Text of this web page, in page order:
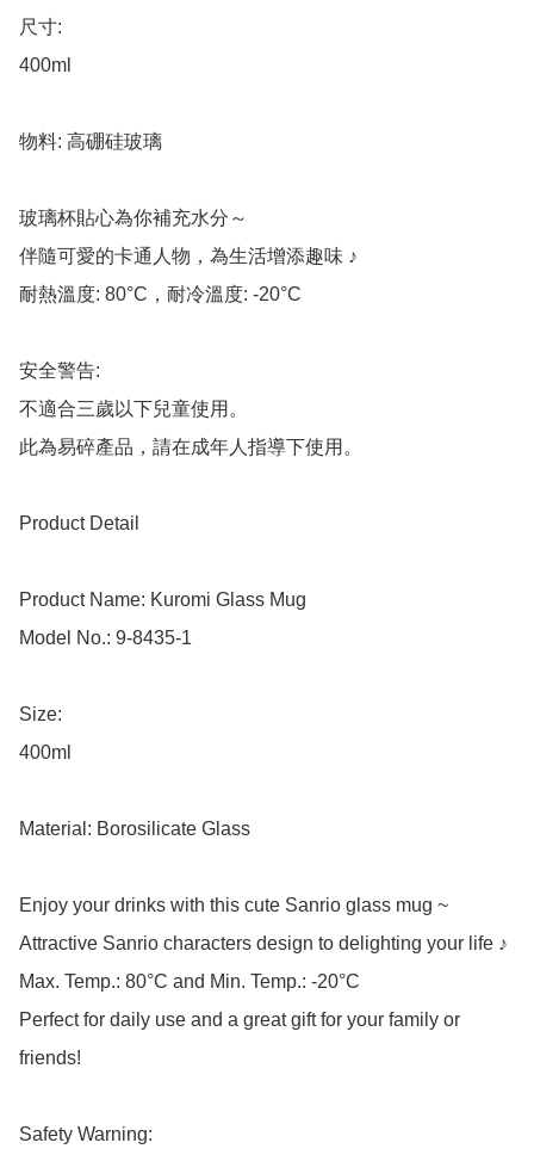
尺寸:
400ml
物料: 高硼硅玻璃
玻璃杯貼心為你補充水分～
伴隨可愛的卡通人物，為生活增添趣味 ♪
耐熱溫度: 80°C，耐冷溫度: -20°C
安全警告:
不適合三歲以下兒童使用。
此為易碎產品，請在成年人指導下使用。
Product Detail
Product Name: Kuromi Glass Mug
Model No.: 9-8435-1
Size:
400ml
Material: Borosilicate Glass
Enjoy your drinks with this cute Sanrio glass mug ~
Attractive Sanrio characters design to delighting your life ♪
Max. Temp.: 80°C and Min. Temp.: -20°C
Perfect for daily use and a great gift for your family or
friends!
Safety Warning: